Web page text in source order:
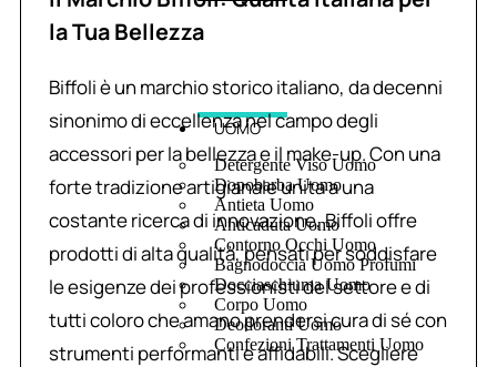
UOMO
Detergente Viso Uomo
Dopobarba Uomo
Antieta Uomo
Anticaduta Uomo
Contorno Occhi Uomo
Bagnodoccia Uomo Profumi
Docciaschiuma Uomo
Corpo Uomo
Deodoranti Uomo
Confezioni Trattamenti Uomo
la Tua Bellezza
Biffoli è un marchio storico italiano, da decenni
sinonimo di eccellenza nel campo degli
accessori per la bellezza e il make-up. Con una
forte tradizione artigianale unita a una
costante ricerca di innovazione, Biffoli offre
prodotti di alta qualità, pensati per soddisfare
le esigenze dei professionisti del settore e di
tutti coloro che amano prendersi cura di sé con
strumenti performanti e affidabili. Scegliere